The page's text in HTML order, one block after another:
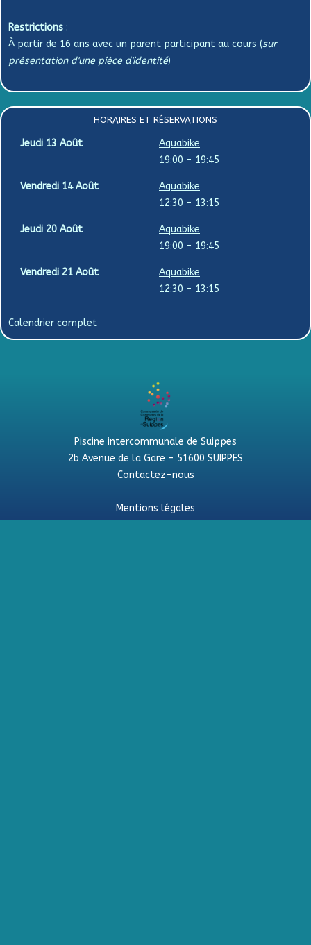
Restrictions :
À partir de 16 ans avec un parent participant au cours (sur
présentation d'une pièce d'identité)
HORAIRES ET RÉSERVATIONS
Jeudi 13 Août
Aquabike
19:00 - 19:45
Vendredi 14 Août
Aquabike
12:30 - 13:15
Jeudi 20 Août
Aquabike
19:00 - 19:45
Vendredi 21 Août
Aquabike
12:30 - 13:15
Calendrier complet
Piscine intercommunale de Suippes
2b Avenue de la Gare - 51600 SUIPPES
Contactez-nous
Mentions légales